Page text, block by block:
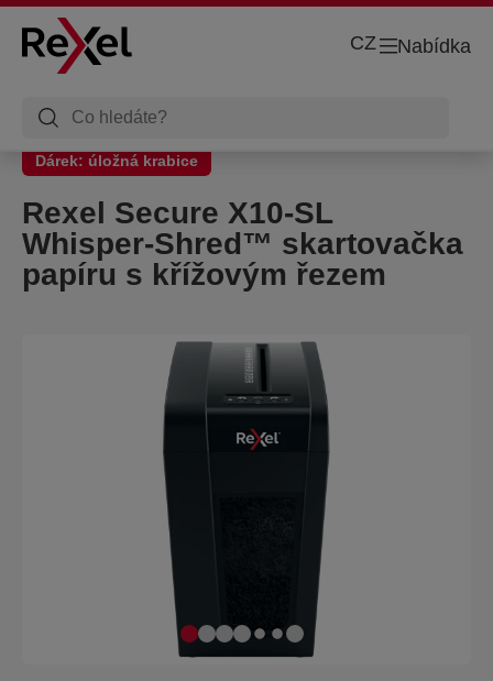
Nabídka
CZ
Dárek: úložná krabice
Rexel Secure X10-SL
Whisper-Shred™ skartovačka
papíru s křížovým řezem